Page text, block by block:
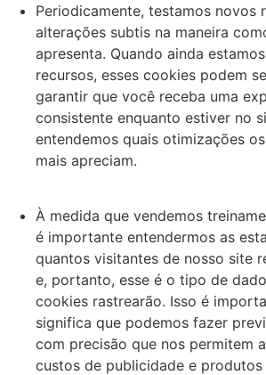
Periodicamente, testamos novos
alterações subtis na maneira
apresenta. Quando ainda
recursos, esses cookies podem
garantir que você receba uma
consistente enquanto estiver no
entendemos quais otimizações
mais
À medida que vendemos
é importante entendermos as
quantos visitantes de nosso site
e, portanto, esse é o tipo de
cookies rastrearão. Isso é
significa que podemos fazer
com precisão que nos permitem
custos de publicidade e